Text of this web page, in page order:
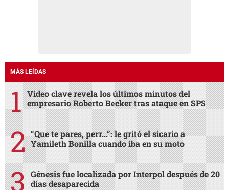
MÁS LEÍDAS
Video clave revela los últimos minutos del
empresario Roberto Becker tras ataque en SPS
“Que te pares, perr...”: le gritó el sicario a
Yamileth Bonilla cuando iba en su moto
Génesis fue localizada por Interpol después de 20
días desaparecida